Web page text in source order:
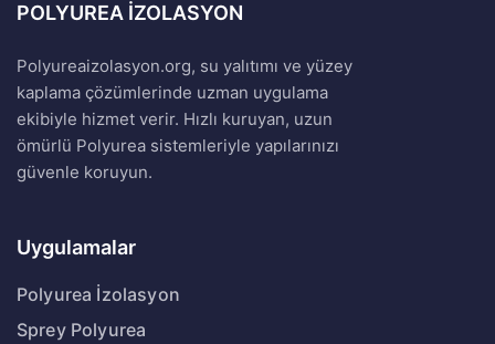
POLYUREA İZOLASYON
Polyureaizolasyon.org, su yalıtımı ve yüzey
kaplama çözümlerinde uzman uygulama
ekibiyle hizmet verir. Hızlı kuruyan, uzun
ömürlü Polyurea sistemleriyle yapılarınızı
güvenle koruyun.
Uygulamalar
Polyurea İzolasyon
Sprey Polyurea